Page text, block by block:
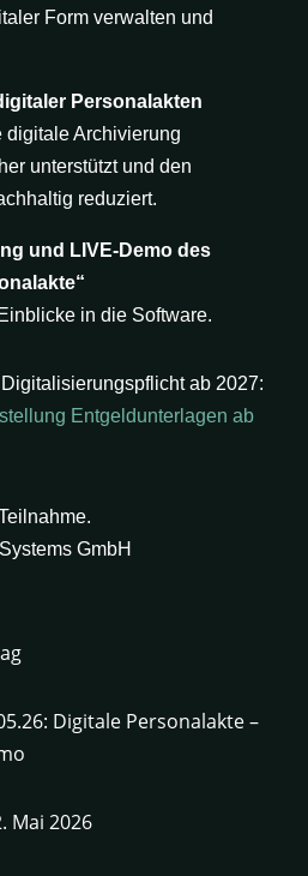
Form verwalten und
Personalakten
digitale Archivierung
unterstützt und den
reduziert.
und LIVE-Demo des
in die Software.
ab 2027:
Entgeldunterlagen ab
GmbH
Digitale Personalakte –
Mai 2026